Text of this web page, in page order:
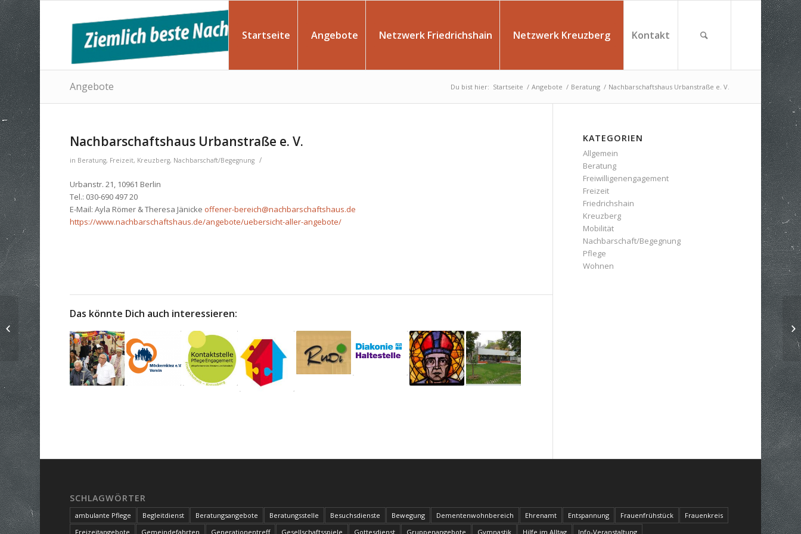
Startseite Angebote Netzwerk Friedrichshain Netzwerk Kreuzberg Kontakt
Angebote Du bist hier: Startseite / Angebote / Beratung / Nachbarschaftshaus Urbanstraße e. V.
Nachbarschaftshaus Urbanstraße e. V.
in Beratung, Freizeit, Kreuzberg, Nachbarschaft/Begegnung /
Urbanstr. 21, 10961 Berlin
Tel.: 030-690 497 20
E-Mail: Ayla Römer & Theresa Jänicke offener-bereich@nachbarschaftshaus.de
https://www.nachbarschaftshaus.de/angebote/uebersicht-aller-angebote/
Das könnte Dich auch interessieren:
KATEGORIEN
Allgemein
Beratung
Freiwilligenengagement
Freizeit
Friedrichshain
Kreuzberg
Mobilität
Nachbarschaft/Begegnung
Pflege
Wohnen
SCHLAGWÖRTER
ambulante Pflege Begleitdienst Beratungsangebote Beratungsstelle Besuchsdienste Bewegung Dementenwohnbereich Ehrenamt Entspannung Frauenfrühstück
Frauenkreis
Freizeitangebote
Gemeindefahrten Generationentreff Gesellschaftsspiele Gottesdienst Gruppenangebote Gymnastik Hilfe im Alltag Info-Veranstaltung
Nachbarschaftstreff
am Werner-Düttmann-
Platz